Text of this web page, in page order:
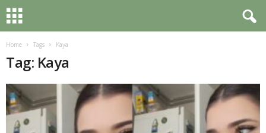
Home Tags Kaya
Tag: Kaya